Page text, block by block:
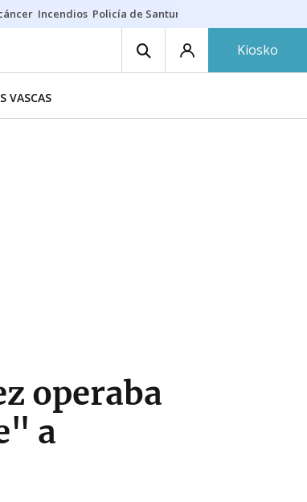
Incendios Policía de Santurtzi
Kiosko
VASCAS
operaba
a